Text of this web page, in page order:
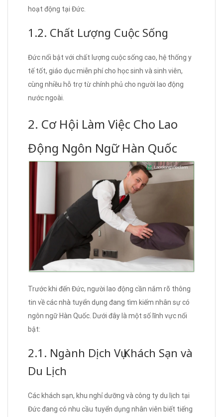
hoạt động tại Đức.
1.2. Chất Lượng Cuộc Sống
Đức nổi bật với chất lượng cuộc sống cao, hệ thống y
tế tốt, giáo dục miễn phí cho học sinh và sinh viên,
cùng nhiều hỗ trợ từ chính phủ cho người lao động
nước ngoài.
2. Cơ Hội Làm Việc Cho Lao
Động Ngôn Ngữ Hàn Quốc
Trước khi đến Đức, người lao động cần nắm rõ thông
tin về các nhà tuyển dụng đang tìm kiếm nhân sự có
ngôn ngữ Hàn Quốc. Dưới đây là một số lĩnh vực nổi
bật:
2.1. Ngành Dịch Vụ Khách Sạn và
Du Lịch
Các khách sạn, khu nghỉ dưỡng và công ty du lịch tại
Đức đang có nhu cầu tuyển dụng nhân viên biết tiếng